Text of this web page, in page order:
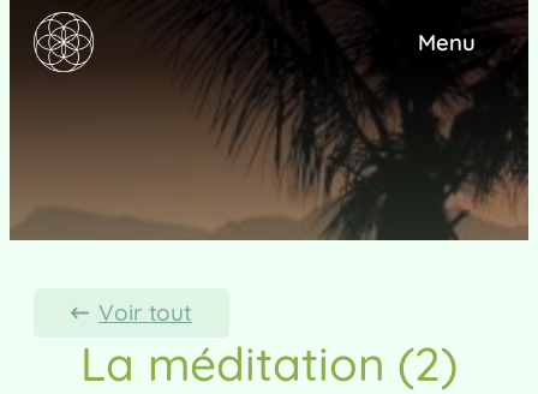
Menu
Voir tout
La méditation (2)